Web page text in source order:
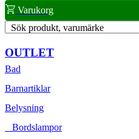
Varukorg
Sök produkt, varumärke
OUTLET
Bad
Barnartiklar
Belysning
Bordslampor